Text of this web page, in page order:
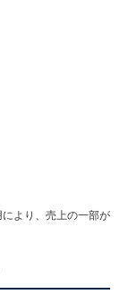
より、売上の一部が